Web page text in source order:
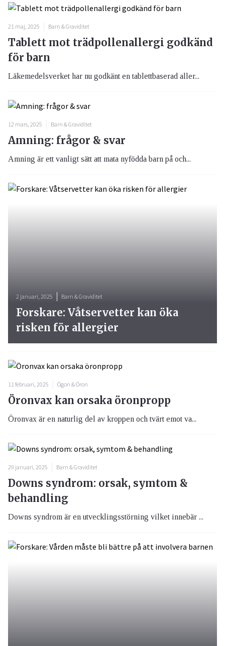
21 maj, 2025 Barn & Graviditet
Tablett mot trädpollenallergi godkänd
för barn
Läkemedelsverket har nu godkänt en tablettbaserad aller...
12 mars, 2025 Barn & Graviditet
Amning: frågor & svar
Amning är ett vanligt sätt att mata nyfödda barn på och...
11 februari, 2025 Ögon & Öron
Öronvax kan orsaka öronpropp
Öronvax är en naturlig del av kroppen och tvärt emot va...
29 januari, 2025 Barn & Graviditet
Downs syndrom: orsak, symtom &
behandling
Downs syndrom är en utvecklingsstörning vilket innebär ...
2 januari, 2025 Barn & Graviditet
Forskare: Våtservetter kan öka
risken för allergier